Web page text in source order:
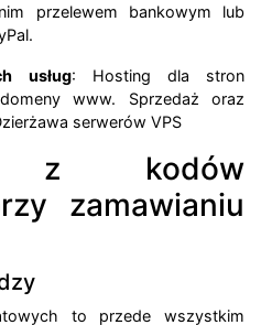
przelewem bankowym lub
usług: Hosting dla stron
www. Sprzedaż oraz
serwerów VPS
z kodów
zamawianiu
to przede wszystkim